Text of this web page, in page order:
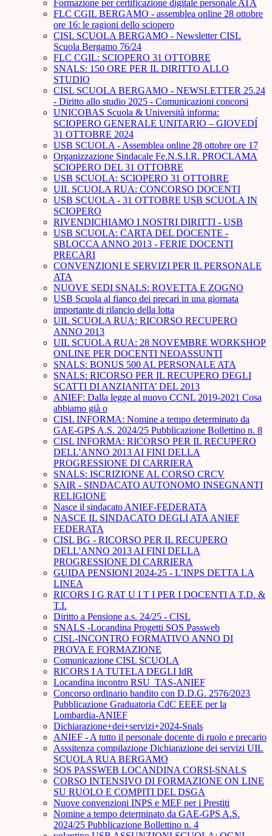
Formazione per certificazione digitale personale ATA
FLC CGIL BERGAMO - assemblea online 28 ottobre
ore 16: le ragioni dello sciopero
CISL SCUOLA BERGAMO - Newsletter CISL
Scuola Bergamo 76/24
FLC CGIL: SCIOPERO 31 OTTOBRE
SNALS: 150 ORE PER IL DIRITTO ALLO
STUDIO
CISL SCUOLA BERGAMO - NEWSLETTER 25.24
- Diritto allo studio 2025 - Comunicazioni concorsi
UNICOBAS Scuola & Università informa:
SCIOPERO GENERALE UNITARIO – GIOVEDÍ
31 OTTOBRE 2024
USB SCUOLA - Assemblea online 28 ottobre ore 17
Organizzazione Sindacale Fe.N.S.I.R. PROCLAMA
SCIOPERO DEL 31 OTTOBRE
USB SCUOLA: SCIOPERO 31 OTTOBRE
UIL SCUOLA RUA: CONCORSO DOCENTI
USB SCUOLA - 31 OTTOBRE USB SCUOLA IN
SCIOPERO
RIVENDICHIAMO I NOSTRI DIRITTI - USB
USB SCUOLA: CARTA DEL DOCENTE -
SBLOCCA ANNO 2013 - FERIE DOCENTI
PRECARI
CONVENZIONI E SERVIZI PER IL PERSONALE
ATA
NUOVE SEDI SNALS: ROVETTA E ZOGNO
USB Scuola al fianco dei precari in una giornata
importante di rilancio della lotta
UIL SCUOLA RUA: RICORSO RECUPERO
ANNO 2013
UIL SCUOLA RUA: 28 NOVEMBRE WORKSHOP
ONLINE PER DOCENTI NEOASSUNTI
SNALS: BONUS 500 AL PERSONALE ATA
SNALS: RICORSO PER IL RECUPERO DEGLI
SCATTI DI ANZIANITA’ DEL 2013
ANIEF: Dalla legge al nuovo CCNL 2019-2021 Cosa
abbiamo già o
CISL INFORMA: Nomine a tempo determinato da
GAE-GPS A.S. 2024/25 Pubblicazione Bollettino n. 8
CISL INFORMA: RICORSO PER IL RECUPERO
DELL'ANNO 2013 AI FINI DELLA
PROGRESSIONE DI CARRIERA
SNALS: ISCRIZIONE AL CORSO CRCV
SAIR - SINDACATO AUTONOMO INSEGNANTI
RELIGIONE
Nasce il sindacato ANIEF-FEDERATA
NASCE IL SINDACATO DEGLI ATA ANIEF
FEDERATA
CISL BG - RICORSO PER IL RECUPERO
DELL'ANNO 2013 AI FINI DELLA
PROGRESSIONE DI CARRIERA
GUIDA PENSIONI 2024-25 - L’INPS DETTA LA
LINEA
RICORS I G RAT U I T I PER I DOCENTI A T.D. &
T.I.
Diritto a Pensione a.s. 24/25 - CISL
SNALS -Locandina Progetti SOS Passweb
CISL-INCONTRO FORMATIVO ANNO DI
PROVA E FORMAZIONE
Comunicazione CISL SCUOLA
RICORS I A TUTELA DEGLI IdR
Locandina incontro RSU_TAS-ANIEF
Concorso ordinario bandito con D.D.G. 2576/2023
Pubblicazione Graduatoria CdC EEEE per la
Lombardia-ANIEF
Dichiarazione+dei+servizi+2024-Snals
ANIEF - A tutto il personale docente di ruolo e precario
Asssitenza compilazione Dichiarazione dei servizi UIL
SCUOLA RUA BERGAMO
SOS PASSWEB LOCANDINA CORSI-SNALS
CORSO INTENSIVO DI FORMAZIONE ON LINE
SU RUOLO E COMPITI DEL DSGA
Nuove convenzioni INPS e MEF per i Prestiti
Nomine a tempo determinato da GAE-GPS A.S.
2024/25 Pubblicazione Bollettino n. 4